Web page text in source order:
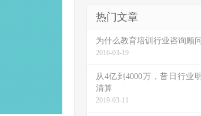
热门文章
为什么教育培训行业咨询顾
2016-03-19
从4亿到4000万，昔日行业
清算
2019-03-11